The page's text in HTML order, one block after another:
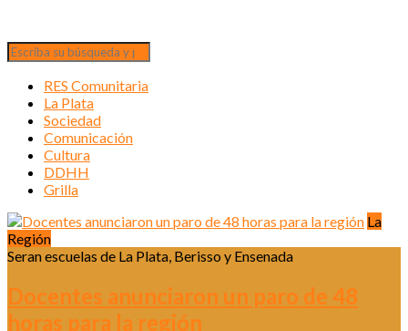
RES Comunitaria
La Plata
Sociedad
Comunicación
Cultura
DDHH
Grilla
La
Región
Seran escuelas de La Plata, Berisso y Ensenada
Docentes anunciaron un paro de 48
horas para la región